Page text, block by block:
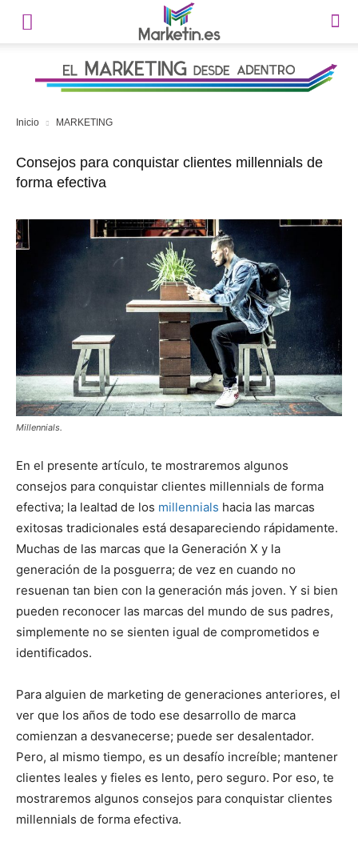
Inicio MARKETING
Consejos para conquistar clientes millennials de
forma efectiva
Millennials.
En el presente artículo, te mostraremos algunos
consejos para conquistar clientes millennials de forma
efectiva; la lealtad de los millennials hacia las marcas
exitosas tradicionales está desapareciendo rápidamente.
Muchas de las marcas que la Generación X y la
generación de la posguerra; de vez en cuando no
resuenan tan bien con la generación más joven. Y si bien
pueden reconocer las marcas del mundo de sus padres,
simplemente no se sienten igual de comprometidos e
identificados.
Para alguien de marketing de generaciones anteriores, el
ver que los años de todo ese desarrollo de marca
comienzan a desvanecerse; puede ser desalentador.
Pero, al mismo tiempo, es un desafío increíble; mantener
clientes leales y fieles es lento, pero seguro. Por eso, te
mostraremos algunos consejos para conquistar clientes
millennials de forma efectiva.